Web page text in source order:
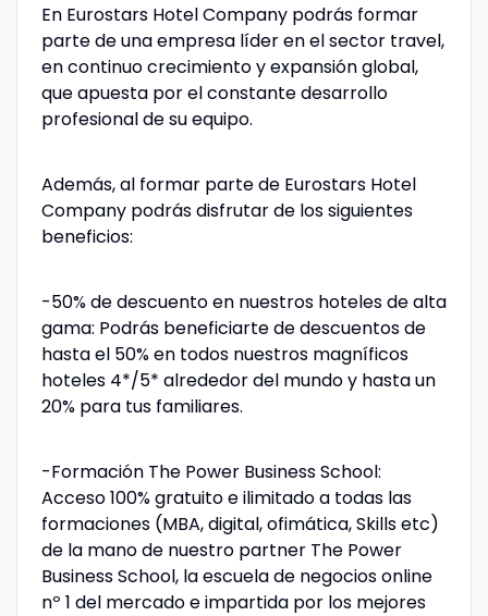
En Eurostars Hotel Company podrás formar
parte de una empresa líder en el sector travel,
en continuo crecimiento y expansión global,
que apuesta por el constante desarrollo
profesional de su equipo.
Además, al formar parte de Eurostars Hotel
Company podrás disfrutar de los siguientes
beneficios:
-50% de descuento en nuestros hoteles de alta
gama: Podrás beneficiarte de descuentos de
hasta el 50% en todos nuestros magníficos
hoteles 4*/5* alrededor del mundo y hasta un
20% para tus familiares.
-Formación The Power Business School:
Acceso 100% gratuito e ilimitado a todas las
formaciones (MBA, digital, ofimática, Skills etc)
de la mano de nuestro partner The Power
Business School, la escuela de negocios online
nº 1 del mercado e impartida por los mejores